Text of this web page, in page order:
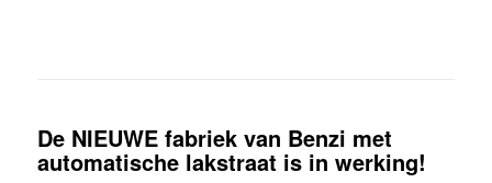
De NIEUWE fabriek van Benzi met
automatische lakstraat is in werking!